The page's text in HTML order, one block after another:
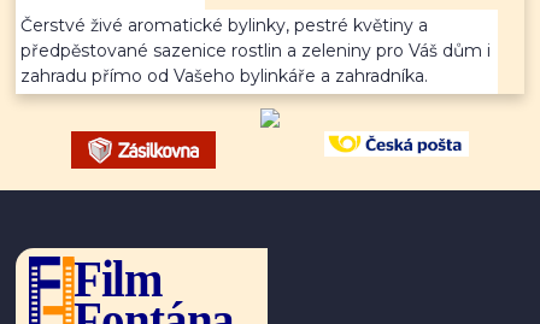
Čerstvé živé aromatické bylinky, pestré květiny a
předpěstované sazenice rostlin a zeleniny pro Váš dům i
zahradu přímo od Vašeho bylinkáře a zahradníka.